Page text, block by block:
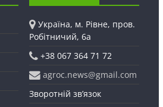
Україна, м. Рівне, пров.
Робітничий, 6а
+38 067 364 71 72
agroc.news@gmail.com
Зворотній зв’язок